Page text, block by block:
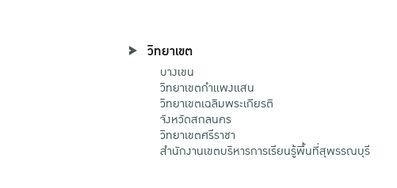
วิทยาเขต
บางเขน
วิทยาเขตกําแพงแสน
วิทยาเขตเฉลิมพระเกียรติ
จังหวัดสกลนคร
วิทยาเขตศรีราชา
สำนักงานเขตบริหารการเรียนรู้พื้นที่สุพรรณบุรี